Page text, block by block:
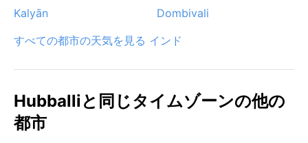
Kalyān
Dombivali
すべての都市の天気を見る インド
Hubballiと同じタイムゾーンの他の
都市